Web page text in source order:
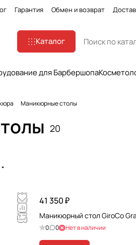
Гарантия Обмен и возврат
Каталог
для Барбершопа
Маникюрные столы
20
41 350 ₽
Маникюрный стол GiroCo
0 0 Нет в наличии